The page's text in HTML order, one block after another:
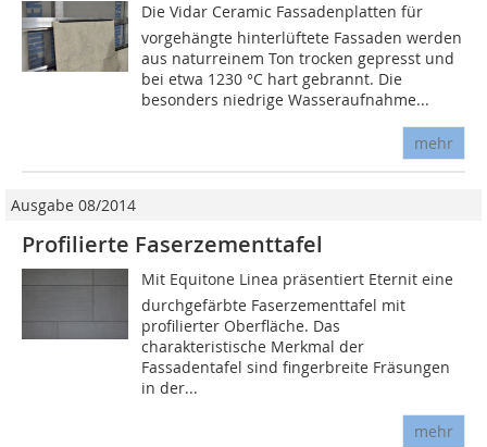
Die Vidar Ceramic Fassadenplatten für
vorgehängte hinterlüftete Fassaden werden
aus naturreinem Ton trocken gepresst und
bei etwa 1230 °C hart gebrannt. Die
besonders niedrige Wasseraufnahme...
mehr
Ausgabe 08/2014
Profilierte Faserzementtafel
Mit Equitone Linea präsentiert Eternit eine
durchgefärbte Faserzementtafel mit
profilierter Oberfläche. Das
charakteristische Merkmal der
Fassadentafel sind fingerbreite Fräsungen
in der...
mehr